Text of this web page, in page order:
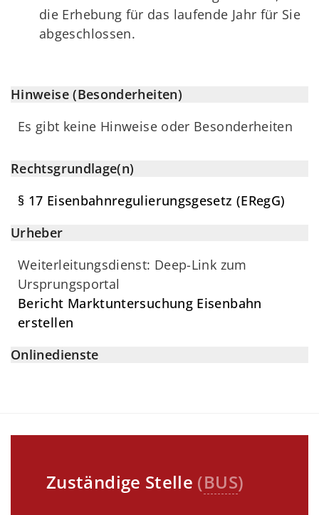
die Erhebung für das laufende Jahr für Sie
abgeschlossen.
Hinweise (Besonderheiten)
Es gibt keine Hinweise oder Besonderheiten
Rechtsgrundlage(n)
§ 17 Eisenbahnregulierungsgesetz (ERegG)
Urheber
Weiterleitungsdienst: Deep-Link zum
Ursprungsportal
Bericht Marktuntersuchung Eisenbahn
erstellen
Onlinedienste
Zuständige Stelle (BUS)